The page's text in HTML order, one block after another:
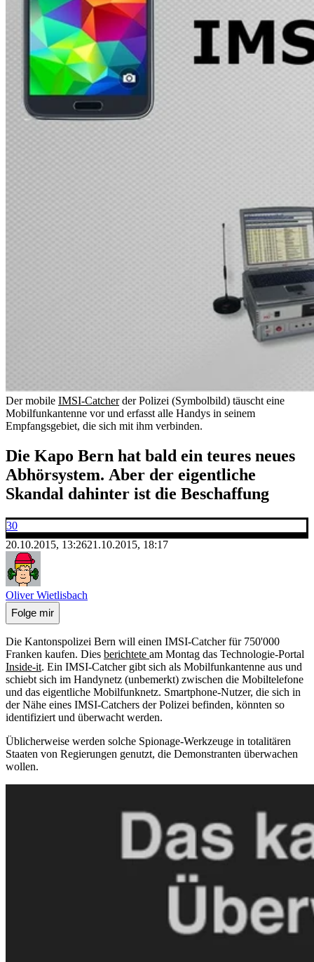
Der mobile IMSI-Catcherder Polizei (Symbolbild) täuscht eine
Mobilfunkantenne vor und erfasst alle Handys in seinem
Empfangsgebiet, die sich mit ihm verbinden.
Die Kapo Bern hat bald ein teures neues
Abhörsystem. Aber der eigentliche
Skandal dahinter ist die Beschaffung
30
20.10.2015, 13:2621.10.2015, 18:17
Oliver Wietlisbach
Folge mir
Die Kantonspolizei Bern will einen IMSI-Catcher für 750'000
Franken kaufen. Dies berichtete am Montag das Technologie-Portal
Inside-it. Ein IMSI-Catcher gibt sich als Mobilfunkantenne aus und
schiebt sich im Handynetz (unbemerkt) zwischen die Mobiltelefone
und das eigentliche Mobilfunknetz. Smartphone-Nutzer, die sich in
der Nähe eines IMSI-Catchers der Polizei befinden, könnten so
identifiziert und überwacht werden.
Üblicherweise werden solche Spionage-Werkzeuge in totalitären
Staaten von Regierungen genutzt, die Demonstranten überwachen
wollen.